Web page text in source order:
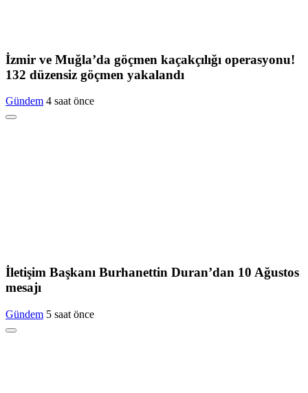
İzmir ve Muğla’da göçmen kaçakçılığı operasyonu!
132 düzensiz göçmen yakalandı
Gündem 4 saat önce
İletişim Başkanı Burhanettin Duran’dan 10 Ağustos
mesajı
Gündem 5 saat önce